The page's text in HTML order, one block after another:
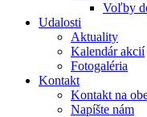
Voľby
Udalosti
Aktuality
Kalendár akcií
Fotogaléria
Kontakt
Kontakt na
Napíšte nám